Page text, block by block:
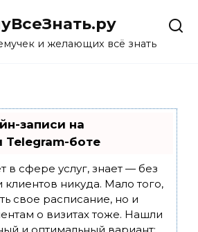
и желающих всё знать
записи на
Telegram-боте
в сфере услуг, знает — без
клиентов никуда. Мало того,
свое расписание, но и
о визитах тоже. Нашли